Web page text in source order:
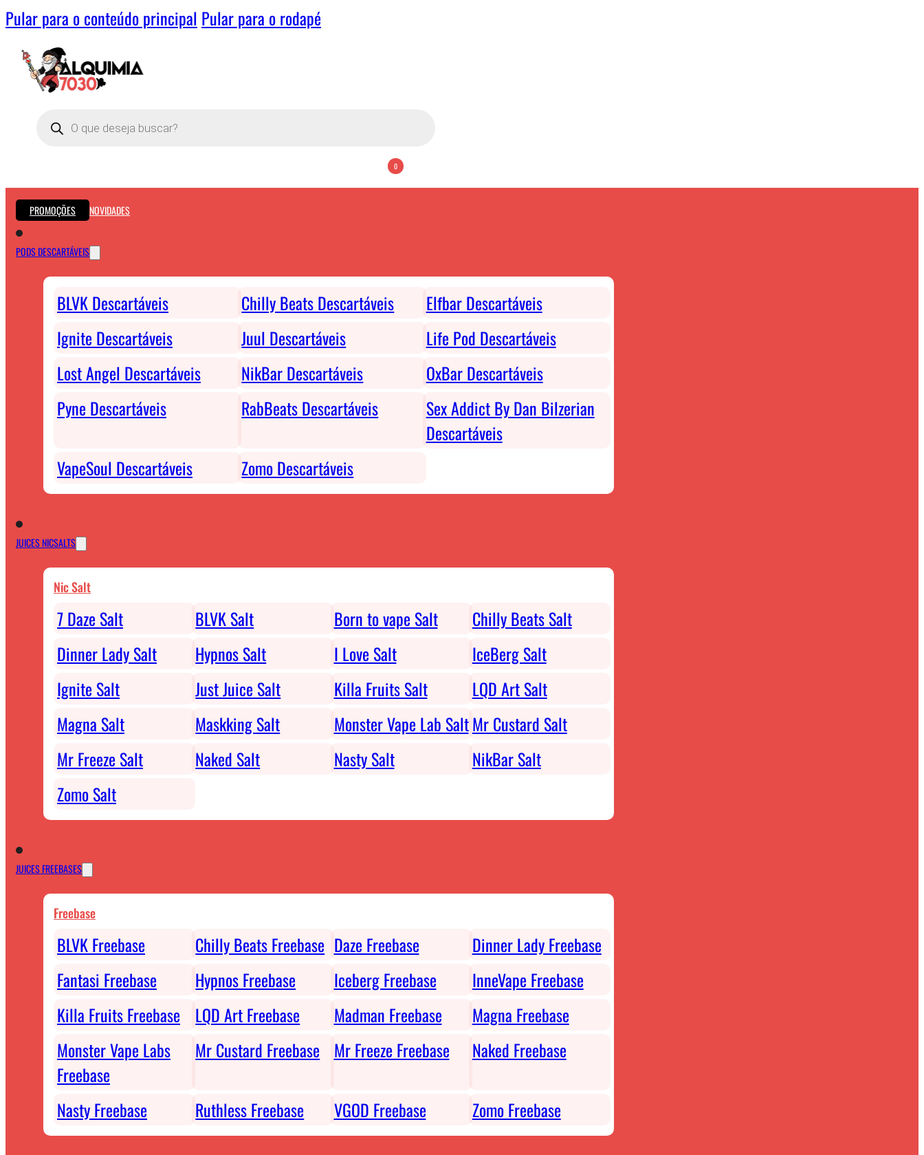
Pular para o conteúdo principal Pular para o rodapé
Pesquisar
produtos
0
PROMOÇÕES NOVIDADES
PODS DESCARTÁVEIS
BLVK Descartáveis Chilly Beats Descartáveis
Elfbar Descartáveis
Ignite Descartáveis
Juul Descartáveis
Life Pod Descartáveis
Lost Angel Descartáveis
NikBar Descartáveis
OxBar Descartáveis
Pyne Descartáveis
RabBeats Descartáveis
Sex Addict By Dan Bilzerian
Descartáveis
VapeSoul Descartáveis
Zomo Descartáveis
JUICES NICSALTS
Nic Salt
7 Daze Salt BLVK Salt Born to vape Salt
Chilly Beats Salt
Dinner Lady Salt
Hypnos Salt I Love Salt
IceBerg Salt
Ignite Salt
Just Juice Salt Killa Fruits Salt
LQD Art Salt
Magna Salt
Maskking Salt Monster Vape Lab SaltMr Custard Salt
Mr Freeze Salt
Naked Salt Nasty Salt
NikBar Salt
Zomo Salt
JUICES FREEBASES
Freebase
BLVK Freebase Chilly Beats Freebase Daze Freebase
Dinner Lady Freebase
Fantasi Freebase
Hypnos Freebase Iceberg Freebase
InneVape Freebase
Killa Fruits Freebase
LQD Art Freebase Madman Freebase
Magna Freebase
Monster Vape Labs
Freebase
Mr Custard Freebase Mr Freeze Freebase Naked Freebase
Nasty Freebase Ruthless Freebase VGOD Freebase Zomo Freebase